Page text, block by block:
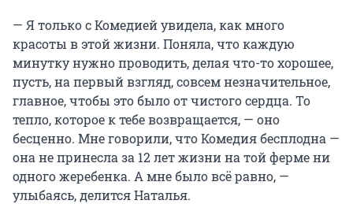
— Я только с Комедией увидела, как много
красоты в этой жизни. Поняла, что каждую
минутку нужно проводить, делая что-то хорошее,
пусть, на первый взгляд, совсем незначительное,
главное, чтобы это было от чистого сердца. То
тепло, которое к тебе возвращается, — оно
бесценно. Мне говорили, что Комедия бесплодна —
она не принесла за 12 лет жизни на той ферме ни
одного жеребенка. А мне было всё равно, —
улыбаясь, делится Наталья.